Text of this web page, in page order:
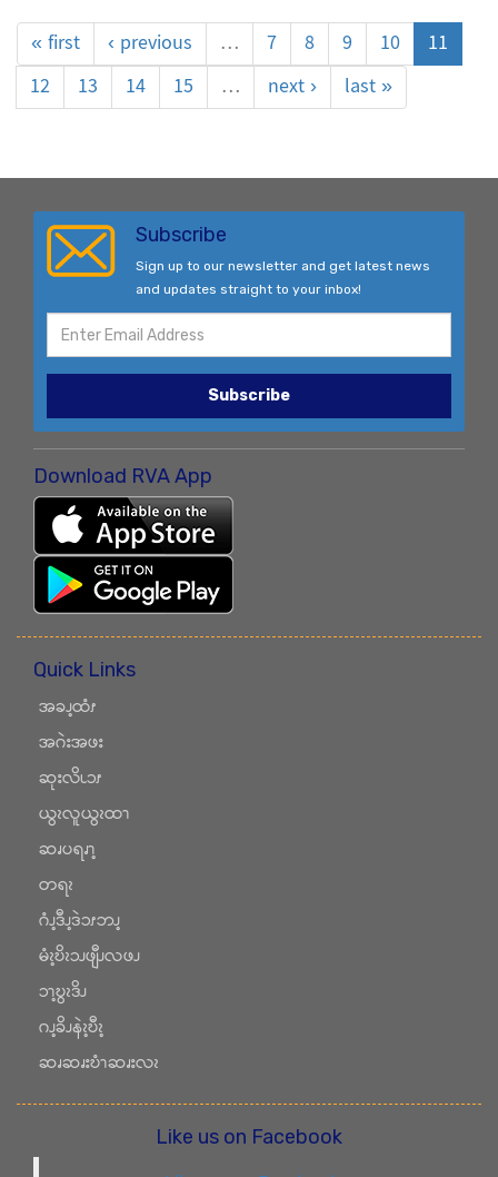
« first
‹ previous … 7 8 9 10
11
12
13 14 15 … next › last »
Subscribe
Sign up to our newsletter and get latest news
and updates straight to your inbox!
Subscribe
Download RVA App
Quick Links
အခၪ့ထံၭ
အဂဲးအဖး
ဆုးလိၬၥၭ
ယွၩလူယွၩထၫ
ဆၧပရၧၫ့
တရၩ
ဂံၪ့ဒီၪ့ဒဲၥၭဘၪ့
မံၩ့ဎိၩၥၪဖျီၪလဖၪ
ၥၫ့ဎွၩဒိၪ
ဂၪ့ခိၪနဲၩ့ဎီၩ့
ဆၧဆၧးဎံၫဆၧးလၩ
Like us on Facebook